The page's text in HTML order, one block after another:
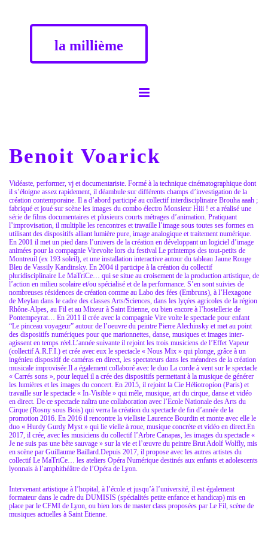
la millième
Benoit Voarick
Vidéaste, performer, vj et documentariste. Formé à la technique cinématographique dont
il s’éloigne assez rapidement, il déambule sur différents champs d’investigation de la
création contemporaine. Il a d’abord participé au collectif interdisciplinaire Brouha aaah ;
fabriqué et joué sur scène les images du combo électro Monsieur Hiii ! et a réalisé une
série de films documentaires et plusieurs courts métrages d’animation. Pratiquant
l’improvisation, il multiplie les rencontres et travaille l’image sous toutes ses formes en
utilisant des dispositifs alliant lumière pure, image analogique et traitement numérique.
En 2001 il met un pied dans l’univers de la création en développant un logiciel d’image
animées pour la compagnie Virevolte lors du festival Le printemps des tout-petits de
Montreuil (ex 193 soleil), et une installation interactive autour du tableau Jaune Rouge
Bleu de Vassily Kandinsky. En 2004 il participe à la création du collectif
pluridisciplinaire Le MaTriCe… qui se situe au croisement de la production artistique, de
l’action en milieu scolaire et/ou spécialisé et de la performance. S’en sont suivies de
nombreuses résidences de création comme au Labo des fées (Embruns), à l’Hexagone
de Meylan dans le cadre des classes Arts/Sciences, dans les lyçées agricoles de la région
Rhône-Alpes, au Fil et au Mixeur à Saint Etienne, ou bien encore à l’hostellerie de
Pontempeyrat… En 2011 il crée avec la compagnie Vire volte le spectacle pour enfant
“Le pinceau voyageur” autour de l’oeuvre du peintre Pierre Alechinsky et met au point
des dispositifs numériques pour que marionnettes, danse, musiques et images inter-
agissent en temps réel.L’année suivante il rejoint les trois musiciens de l’Effet Vapeur
(collectif A.R.F.I.) et crée avec eux le spectacle « Nous Mix » qui plonge, grâce à un
ingénieu dispositif de caméras en direct, les spectateurs dans les méandres de la création
musicale improvisée.Il a également collaboré avec le duo La corde à vent sur le spectacle
« Carrés sons », pour lequel il a crée des dispositifs permettant à la musique de générer
les lumières et les images du concert. En 2015, il rejoint la Cie Héliotropion (Paris) et
travaille sur le spectacle « In-Visible » qui mêle, musique, art du cirque, danse et vidéo
en direct. De ce spectacle naîtra une collaboration avec l’Ecole Nationale des Arts du
Cirque (Rosny sous Bois) qui verra la création du spectacle de fin d’année de la
promotion 2016. En 2016 il rencontre la vielliste Laurence Bourdin et monte avec elle le
duo « Hurdy Gurdy Myst » qui lie vielle à roue, musique concrète et vidéo en direct.En
2017, il crée, avec les musiciens du collectif l’Arbre Canapas, les images du spectacle «
Je ne suis pas une bête sauvage » sur la vie et l’œuvre du peintre Brut Adolf Wolfly, mis
en scène par Guillaume Baillard.Depuis 2017, il propose avec les autres artistes du
collectif Le MaTriCe… les ateliers Opéra Numérique destinés aux enfants et adolescents
lyonnais à l’amphithéâtre de l’Opéra de Lyon.
Intervenant artistique à l’hopital, à l’école et jusqu’à l’université, il est également
formateur dans le cadre du DUMISIS (spécialités petite enfance et handicap) mis en
place par le CFMI de Lyon, ou bien lors de master class proposées par Le Fil, scène de
musiques actuelles à Saint Etienne.